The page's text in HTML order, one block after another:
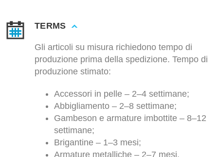
TERMS
Gli articoli su misura richiedono tempo di
produzione prima della spedizione. Tempo di
produzione stimato:
Accessori in pelle – 2–4 settimane;
Abbigliamento – 2–8 settimane;
Gambeson e armature imbottite – 8–12
settimane;
Brigantine – 1–3 mesi;
Armature metalliche – 2–7 mesi.